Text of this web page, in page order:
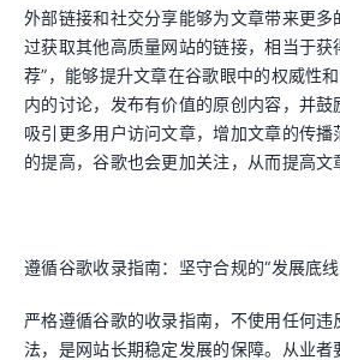
外部链接和社交分享能够为文章带来更多
过获取其他高质量网站的链接，相当于获
荐”，能够提升文章在谷歌眼中的权威性
内的讨论，发布有价值的原创内容，并
吸引更多用户访问文章，增加文章的传
的提高，谷歌也会更加关注，从而提高文
遵循谷歌收录指南：坚守合规的“发展底线
严格遵循谷歌的收录指南，不使用任何
法，是网站长期稳定发展的保障。从业